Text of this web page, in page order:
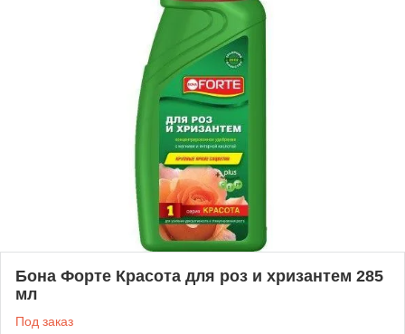
Бона Форте Красота для роз и хризантем 285
мл
Под заказ